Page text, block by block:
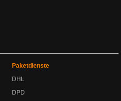
Paketdienste
DHL
DPD